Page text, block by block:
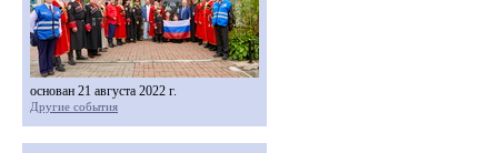
основан 21 августа 2022 г.
Другие события